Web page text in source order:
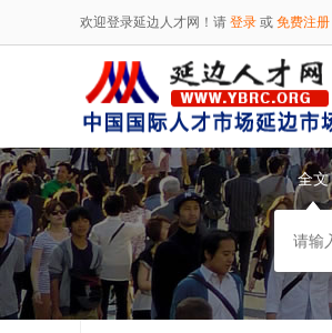
欢迎登录延边人才网！请 登录 或 免费注册
全文